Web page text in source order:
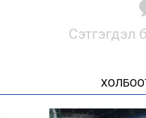
Сэтгэгдэл